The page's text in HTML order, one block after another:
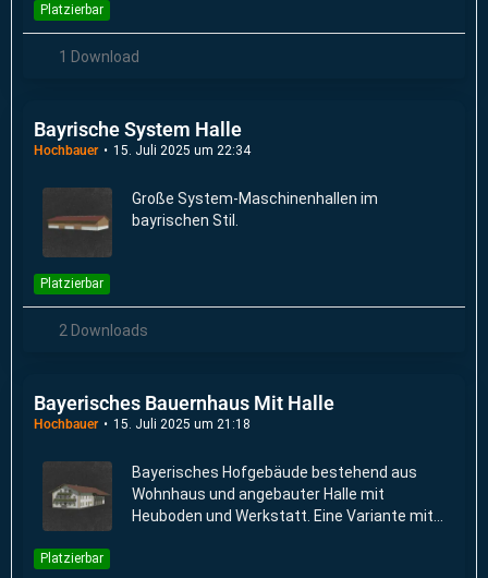
Platzierbar
1 Download
Bayrische System Halle
Hochbauer 15. Juli 2025 um 22:34
Große System-Maschinenhallen im
bayrischen Stil.
Platzierbar
2 Downloads
Bayerisches Bauernhaus Mit Halle
Hochbauer 15. Juli 2025 um 21:18
Bayerisches Hofgebäude bestehend aus
Wohnhaus und angebauter Halle mit
Heuboden und Werkstatt. Eine Variante mit
Platzierbar